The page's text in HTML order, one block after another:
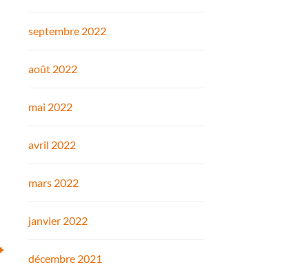
septembre 2022
août 2022
mai 2022
avril 2022
mars 2022
janvier 2022
décembre 2021